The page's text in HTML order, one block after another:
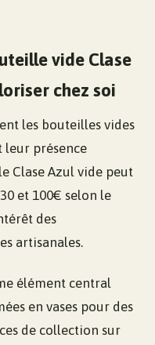
vide Clase
chez soi
les bouteilles vides
leur présence
Clase Azul vide peut
et 100€ selon le
des
artisanales.
élément central
en vases pour des
de collection sur